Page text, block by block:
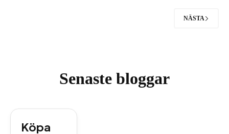
NÄSTA
Senaste bloggar
Köpa